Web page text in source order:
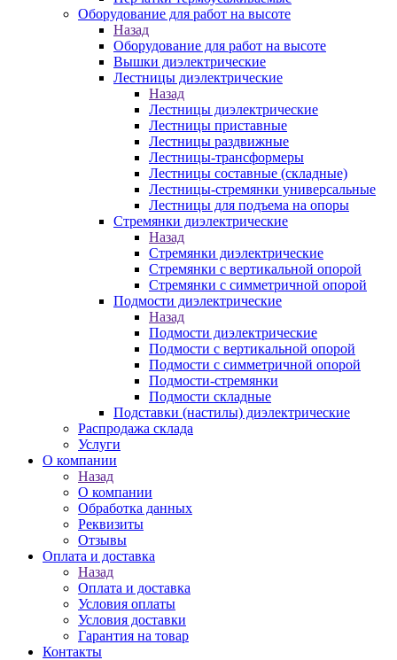
Оборудование для работ на высоте
Назад
Оборудование для работ на высоте
Вышки диэлектрические
Лестницы диэлектрические
Назад
Лестницы диэлектрические
Лестницы приставные
Лестницы раздвижные
Лестницы-трансформеры
Лестницы составные (складные)
Лестницы-стремянки универсальные
Лестницы для подъема на опоры
Стремянки диэлектрические
Назад
Стремянки диэлектрические
Стремянки с вертикальной опорой
Стремянки с симметричной опорой
Подмости диэлектрические
Назад
Подмости диэлектрические
Подмости с вертикальной опорой
Подмости с симметричной опорой
Подмости-стремянки
Подмости складные
Подставки (настилы) диэлектрические
Распродажа склада
Услуги
О компании
Назад
О компании
Обработка данных
Реквизиты
Отзывы
Оплата и доставка
Назад
Оплата и доставка
Условия оплаты
Условия доставки
Гарантия на товар
Контакты